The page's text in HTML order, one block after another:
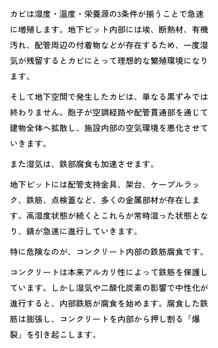
カビは湿度・温度・栄養源の3条件が揃うことで急速
に増殖します。地下ピット内部には埃、断熱材、有機
汚れ、配管周辺の付着物などが存在するため、一度湿
気が残留するとカビにとって理想的な繁殖環境になり
ます。
そして地下空間で発生したカビは、単なる黒ずみでは
終わりません。胞子が空調経路や配管貫通部を通じて
建物全体へ拡散し、施設内部の空気環境を悪化させて
いきます。
また湿気は、鉄部腐食も加速させます。
地下ピットには配管支持金具、架台、ケーブルラッ
ク、鉄筋、点検蓋など、多くの金属部材が存在しま
す。高湿度状態が続くとこれらが常時湿った状態とな
り、錆が急速に進行していきます。
特に危険なのが、コンクリート内部の鉄筋腐食です。
コンクリートは本来アルカリ性によって鉄筋を保護し
ています。しかし湿気や二酸化炭素の影響で中性化が
進行すると、内部鉄筋が腐食を始めます。腐食した鉄
筋は膨張し、コンクリートを内部から押し割る「爆
裂」を引き起こします。